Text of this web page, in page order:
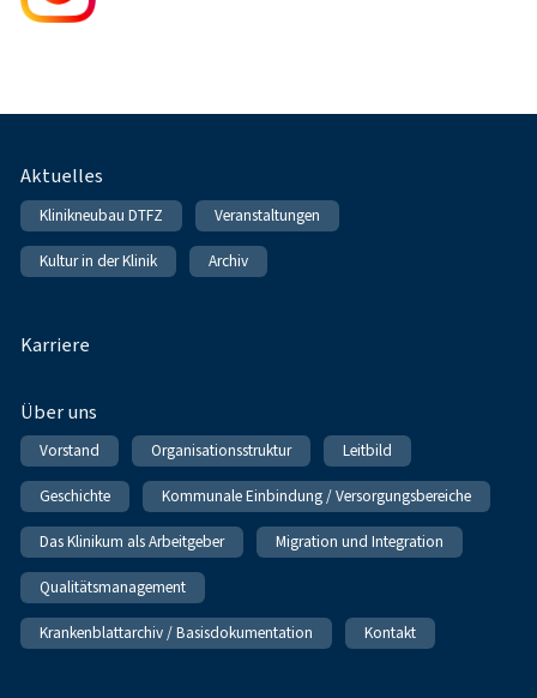
Fußnavigation
Aktuelles
Klinikneubau DTFZ Veranstaltungen
Kultur in der Klinik Archiv
Karriere
Über uns
Vorstand Organisationsstruktur Leitbild
Geschichte Kommunale Einbindung / Versorgungsbereiche
Das Klinikum als Arbeitgeber Migration und Integration
Qualitätsmanagement
Krankenblattarchiv / Basisdokumentation Kontakt